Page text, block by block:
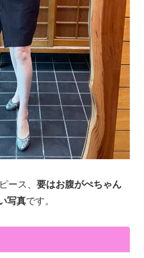
ース、 要はお腹がぺちゃん
写真です。